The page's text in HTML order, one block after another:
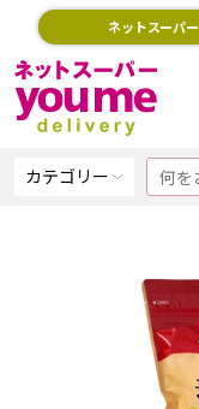
ネットスーパー
カテゴリー